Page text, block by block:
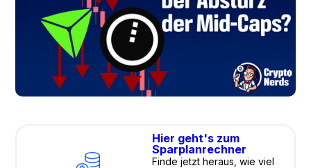
Hier geht's zum
Sparplanrechner
Finde jetzt heraus, wie viel